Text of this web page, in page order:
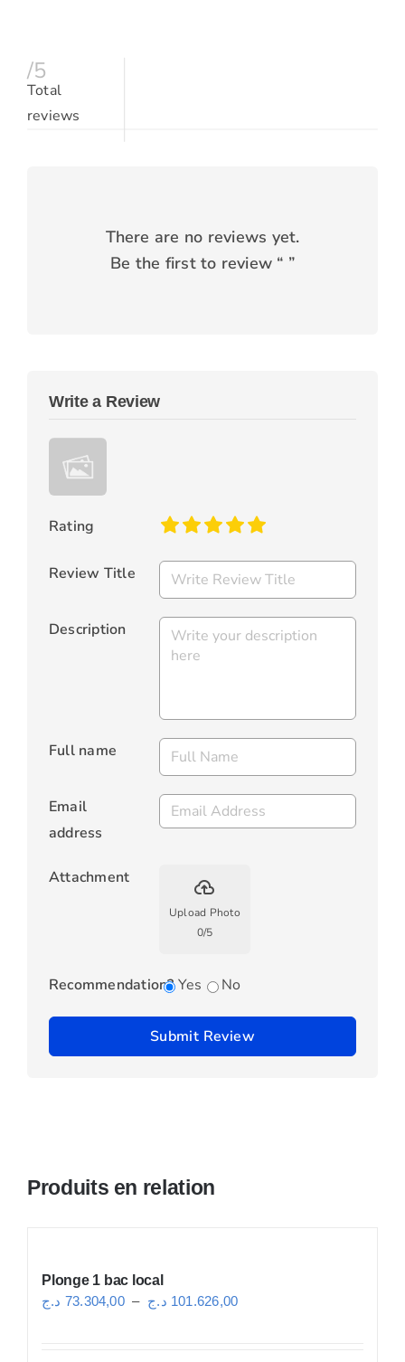
/5
Total
reviews
There are no reviews yet.
Be the first to review “ ”
Write a Review
Rating
Review Title
Description
Full name
Email
address
Attachment backup
Upload Photo
0/5
Recommendation? Yes No
Submit Review
Produits en relation
Plonge 1 bac local
73.304,00 د.ج – 101.626,00 د.ج
Plage